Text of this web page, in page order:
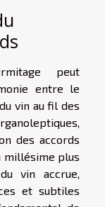
peut
entre le
vin au fil des
des accords
millésime plus
vin accrue,
et subtiles